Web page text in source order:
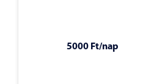
5000 Ft/nap